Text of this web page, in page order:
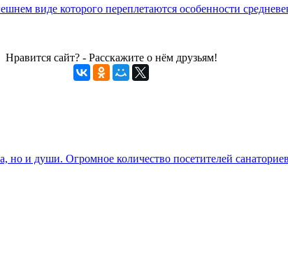
виде которого переплетаются особенности
Нравится сайт? - Расскажите о нём друзьям!
и души. Огромное количество посетителей